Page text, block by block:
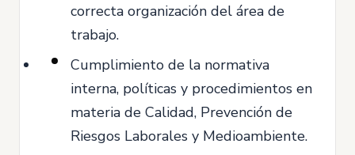
correcta organización del área de
trabajo.
Cumplimiento de la normativa
interna, políticas y procedimientos en
materia de Calidad, Prevención de
Riesgos Laborales y Medioambiente.